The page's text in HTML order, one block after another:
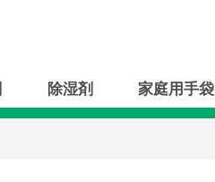
除湿剤 家庭用手袋